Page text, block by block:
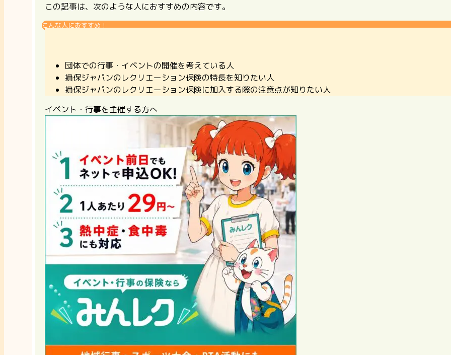
この記事は、次のような人におすすめの内容です。
こんな人におすすめ！
団体での行事・イベントの開催を考えている人
損保ジャパンのレクリエーション保険の特長を知りたい人
損保ジャパンのレクリエーション保険に加入する際の注意点が知りたい人
イベント・行事を主催する方へ